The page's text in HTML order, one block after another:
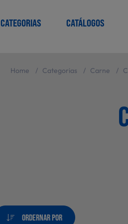
CATEGORIAS CATÁLOGOS
Home / Categorias / Carne /
ORDERNAR POR